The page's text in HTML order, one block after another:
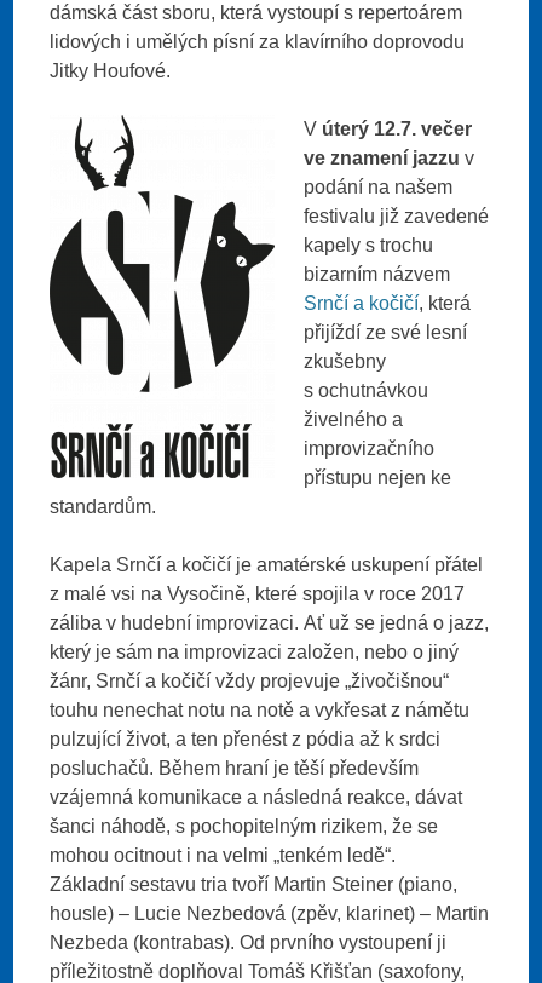
dámská část sboru, která vystoupí s repertoárem
lidových i umělých písní za klavírního doprovodu
Jitky Houfové.
V úterý 12.7. večer
ve znamení jazzu v
podání na našem
festivalu již zavedené
kapely s trochu
bizarním názvem
Srnčí a kočičí, která
přijíždí ze své lesní
zkušebny
s ochutnávkou
živelného a
improvizačního
přístupu nejen ke
standardům.
Kapela Srnčí a kočičí je amatérské uskupení přátel
z malé vsi na Vysočině, které spojila v roce 2017
záliba v hudební improvizaci. Ať už se jedná o jazz,
který je sám na improvizaci založen, nebo o jiný
žánr, Srnčí a kočičí vždy projevuje „živočišnou“
touhu nenechat notu na notě a vykřesat z námětu
pulzující život, a ten přenést z pódia až k srdci
posluchačů. Během hraní je těší především
vzájemná komunikace a následná reakce, dávat
šanci náhodě, s pochopitelným rizikem, že se
mohou ocitnout i na velmi „tenkém ledě“.
Základní sestavu tria tvoří Martin Steiner (piano,
housle) – Lucie Nezbedová (zpěv, klarinet) – Martin
Nezbeda (kontrabas). Od prvního vystoupení ji
příležitostně doplňoval Tomáš Křišťan (saxofony,